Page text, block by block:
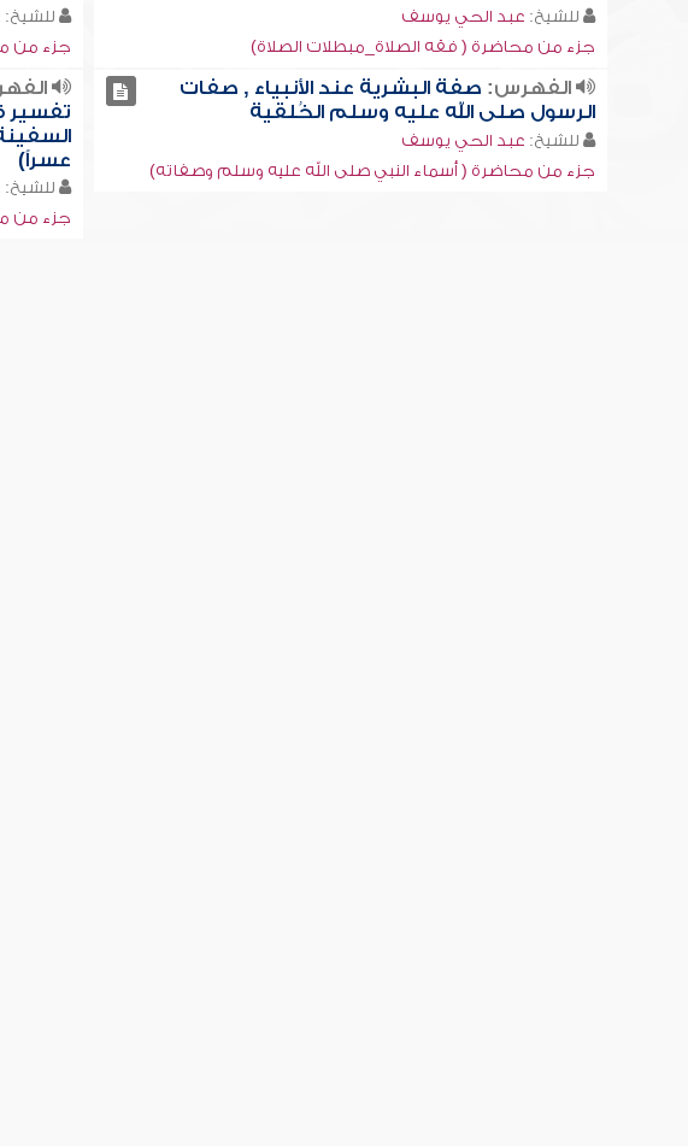
للشيخ: عبد الحي يوسف
جزء من محاضرة ( فقه الصلاة_مبطلات الصلاة)
للشيخ:
جزء من
الفهرس: صفة البشرية عند الأنبياء , صفات
الرسول صلى الله عليه وسلم الخُلقية
للشيخ: عبد الحي يوسف
جزء من محاضرة ( أسماء النبي صلى الله عليه وسلم وصفاته)
تفسير
عسراً)
للشيخ:
جزء من